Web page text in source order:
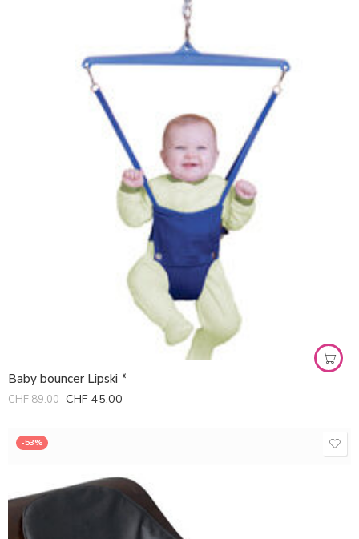
Baby bouncer Lipski *
CHF89.00 CHF 45.00
-53%